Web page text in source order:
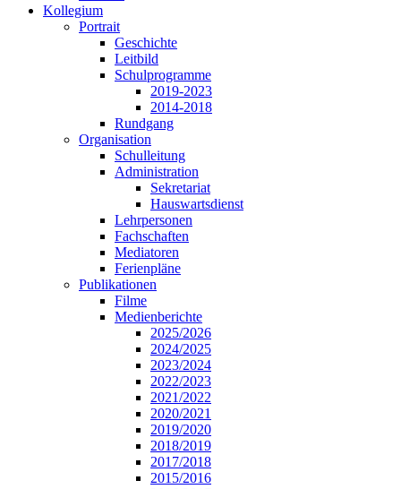
Kollegium
Portrait
Geschichte
Leitbild
Schulprogramme
2019-2023
2014-2018
Rundgang
Organisation
Schulleitung
Administration
Sekretariat
Hauswartsdienst
Lehrpersonen
Fachschaften
Mediatoren
Ferienpläne
Publikationen
Filme
Medienberichte
2025/2026
2024/2025
2023/2024
2022/2023
2021/2022
2020/2021
2019/2020
2018/2019
2017/2018
2015/2016